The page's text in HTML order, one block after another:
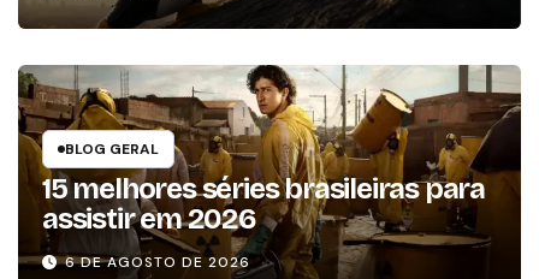
BLOG GERAL
15 melhores séries brasileiras para
assistir em 2026
6 DE AGOSTO DE 2026